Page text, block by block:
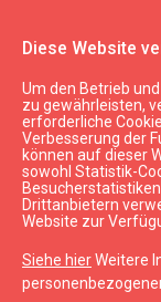
Diese Website
Um den Betrieb
zu gewährleisten,
erforderliche
Verbesserung der
können auf dieser
sowohl Statistik-
Drittanbietern
Website zur
Siehe hierWeitere
Planen
Apartments
chevron_left